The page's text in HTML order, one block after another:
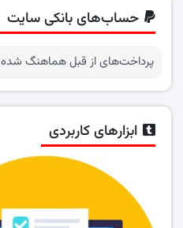
حساب‌های بانکی سایت
پرداخت‌های از قبل هماهنگ شده
ابزارهای کاربردی